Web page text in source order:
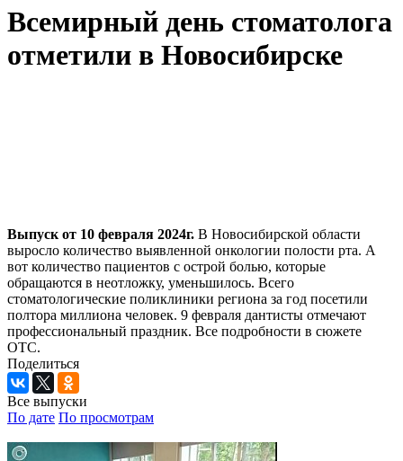
Всемирный день стоматолога
отметили в Новосибирске
Выпуск от 10 февраля 2024г. В Новосибирской области
выросло количество выявленной онкологии полости рта. А
вот количество пациентов с острой болью, которые
обращаются в неотложку, уменьшилось. Всего
стоматологические поликлиники региона за год посетили
полтора миллиона человек. 9 февраля дантисты отмечают
профессиональный праздник. Все подробности в сюжете
ОТС.
Поделиться
Все выпуски
По дате По просмотрам